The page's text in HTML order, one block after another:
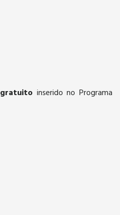
gratuito inserido no Programa